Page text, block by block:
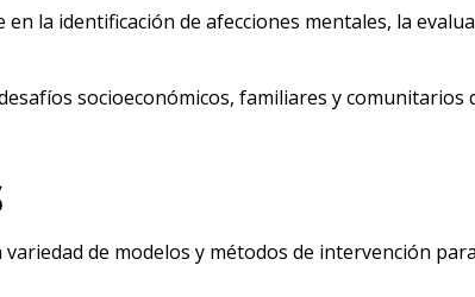
la identificación de afecciones mentales, la
socioeconómicos, familiares y comunitarios
de modelos y métodos de intervención para